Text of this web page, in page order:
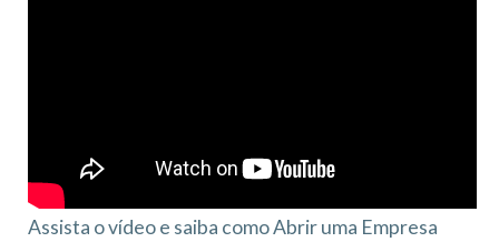
Assista o vídeo e saiba como Abrir uma Empresa